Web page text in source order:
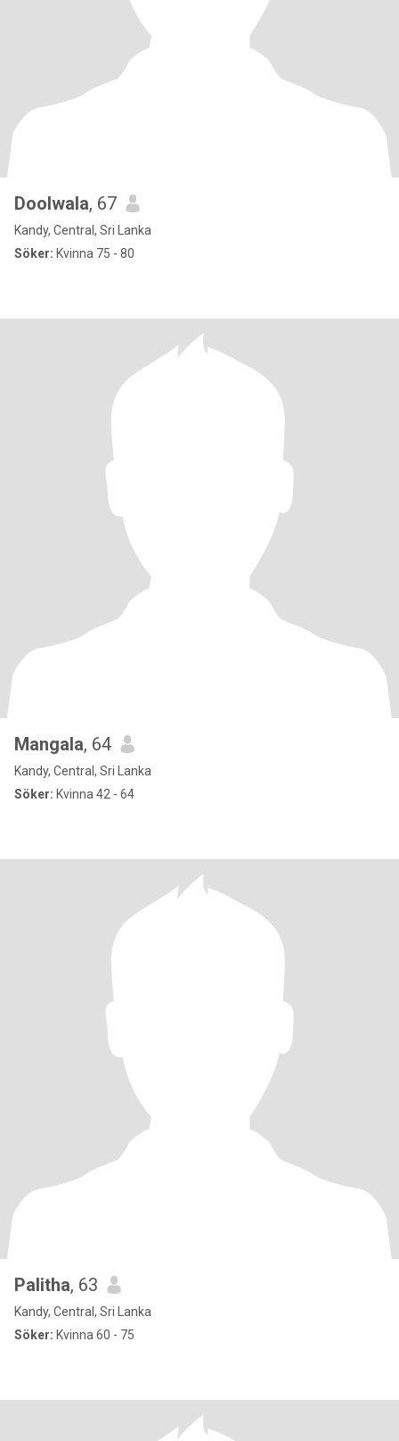
Doolwala, 67
Kandy, Central, Sri Lanka
Söker: Kvinna 75 - 80
Mangala, 64
Kandy, Central, Sri Lanka
Söker: Kvinna 42 - 64
Palitha, 63
Kandy, Central, Sri Lanka
Söker: Kvinna 60 - 75